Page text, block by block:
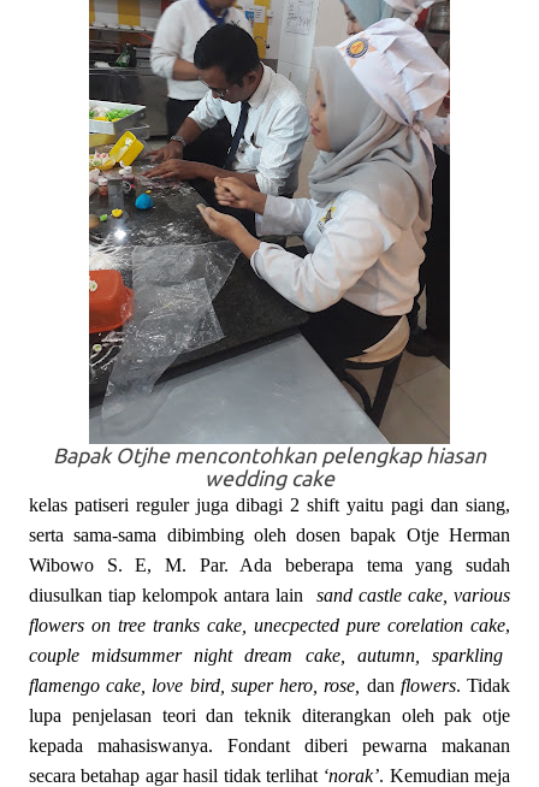
Bapak Otjhe mencontohkan pelengkap hiasan
wedding cake
kelas patiseri reguler juga dibagi 2 shift yaitu pagi dan siang,
serta sama-sama dibimbing oleh dosen bapak Otje Herman
Wibowo S. E, M. Par. Ada beberapa tema yang sudah
diusulkan tiap kelompok antara lain sand castle cake, various
flowers on tree tranks cake, unecpected pure corelation cake,
couple midsummer night dream cake, autumn, sparkling
flamengo cake, love bird, super hero, rose, dan flowers. Tidak
lupa penjelasan teori dan teknik diterangkan oleh pak otje
kepada mahasiswanya. Fondant diberi pewarna makanan
secara betahap agar hasil tidak terlihat ‘norak’. Kemudian meja